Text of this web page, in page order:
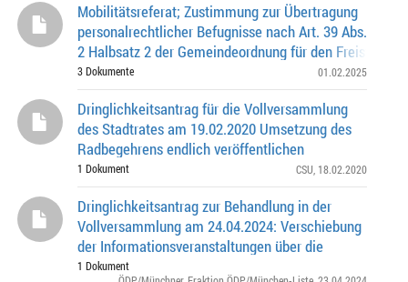
Mobilitätsreferat; Zustimmung zur Übertragung
personalrechtlicher Befugnisse nach Art. 39 Abs.
2 Halbsatz 2 der Gemeindeordnung für den Freistaat
(GO)
3 Dokumente 01.02.2025
Dringlichkeitsantrag für die Vollversammlung
des Stadtrates am 19.02.2020 Umsetzung des
Radbegehrens endlich veröffentlichen
1 Dokument CSU , 18.02.2020
Dringlichkeitsantrag zur Behandlung in der
Vollversammlung am 24.04.2024: Verschiebung
der Informationsveranstaltungen über die
Entwicklungsmöglichkeiten in Feldmoching-
1 Dokument